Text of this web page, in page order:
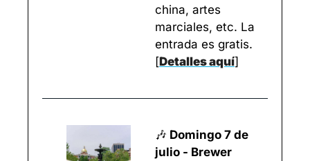
china, artes
marciales, etc. La
[Detalles aquí]
🎶 Domingo 7 de
julio - Brewer